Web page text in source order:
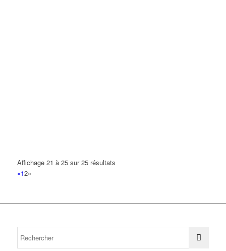
Affichage 21 à 25 sur 25 résultats
«12»